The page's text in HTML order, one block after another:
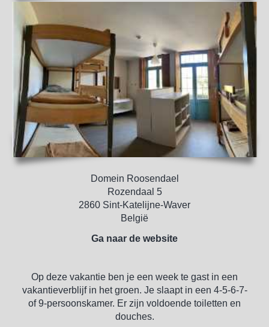
Domein Roosendael
Rozendaal 5
2860 Sint-Katelijne-Waver
België
Ga naar de website
Op deze vakantie ben je een week te gast in een
vakantieverblijf in het groen. Je slaapt in een 4-5-6-7-
of 9-persoonskamer. Er zijn voldoende toiletten en
douches.